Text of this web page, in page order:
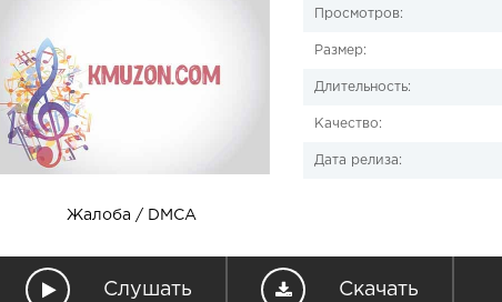
Жалоба / DMCA
Просмотров:
Размер:
Длительность:
Качество:
Дата релиза:
Слушать Скачать